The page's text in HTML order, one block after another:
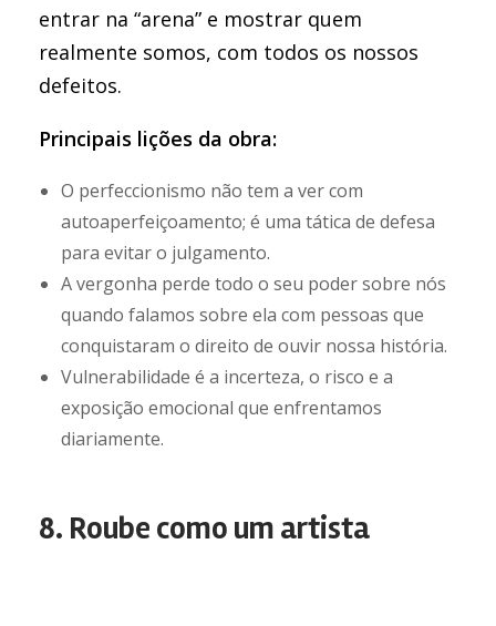
entrar na “arena” e mostrar quem
realmente somos, com todos os nossos
defeitos.
Principais lições da obra:
O perfeccionismo não tem a ver com
autoaperfeiçoamento; é uma tática de defesa
para evitar o julgamento.
A vergonha perde todo o seu poder sobre nós
quando falamos sobre ela com pessoas que
conquistaram o direito de ouvir nossa história.
Vulnerabilidade é a incerteza, o risco e a
exposição emocional que enfrentamos
diariamente.
8. Roube como um artista